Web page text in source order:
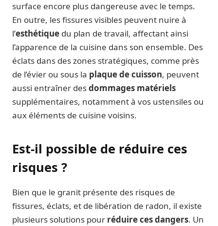
surface encore plus dangereuse avec le temps.
En outre, les fissures visibles peuvent nuire à
l’esthétique du plan de travail, affectant ainsi
l’apparence de la cuisine dans son ensemble. Des
éclats dans des zones stratégiques, comme près
de l’évier ou sous la plaque de cuisson, peuvent
aussi entraîner desdommages matériels
supplémentaires, notamment à vos ustensiles ou
aux éléments de cuisine voisins.
Est-il possible de réduire ces
risques ?
Bien que le granit présente des risques de
fissures, éclats, et de libération de radon, il existe
plusieurs solutions pour réduire ces dangers. Un